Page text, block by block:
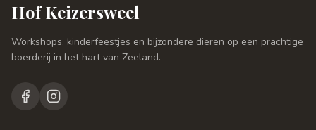
Hof Keizersweel
Workshops, kinderfeestjes en bijzondere dieren op een prachtige
boerderij in het hart van Zeeland.